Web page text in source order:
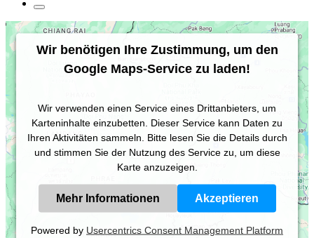
Wir benötigen Ihre Zustimmung, um den
Google Maps-Service zu laden!
Wir verwenden einen Service eines Drittanbieters, um
Karteninhalte einzubetten. Dieser Service kann Daten zu
Ihren Aktivitäten sammeln. Bitte lesen Sie die Details durch
und stimmen Sie der Nutzung des Service zu, um diese
Karte anzuzeigen.
Mehr Informationen Akzeptieren
Powered by Usercentrics Consent Management Platform